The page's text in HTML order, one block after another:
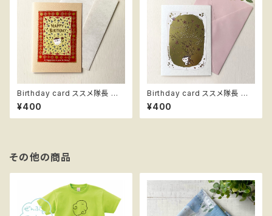
Birthday card ススメ隊長 更
紗
¥400
Birthday card ススメ隊長 ボ
タニカル
¥400
その他の商品